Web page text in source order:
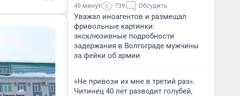
49 минут 739 Обсудить
Уважал иноагентов и размещал
фривольные картинки:
эксклюзивные подробности
задержания в Волгограде мужчины
за фейки об армии
«Не привози их мне в третий раз».
Читинец 40 лет разводит голубей,